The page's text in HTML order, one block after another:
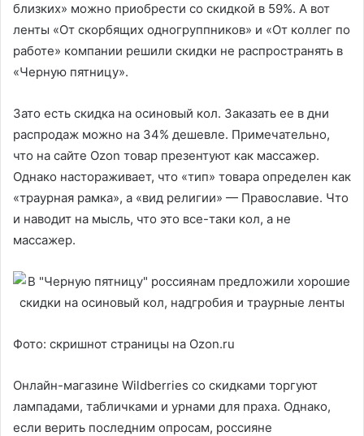
близких» можно приобрести со скидкой в 59%. А вот
ленты «От скорбящих одногруппников» и «От коллег по
работе» компании решили скидки не распространять в
«Черную пятницу».
Зато есть скидка на осиновый кол. Заказать ее в дни
распродаж можно на 34% дешевле. Примечательно,
что на сайте Ozon товар презентуют как массажер.
Однако настораживает, что «тип» товара определен как
«траурная рамка», а «вид религии» — Православие. Что
и наводит на мысль, что это все-таки кол, а не
массажер.
Фото: скришнот страницы на Ozon.ru
Онлайн-магазине Wildberries со скидками торгуют
лампадами, табличками и урнами для праха. Однако,
если верить последним опросам, россияне